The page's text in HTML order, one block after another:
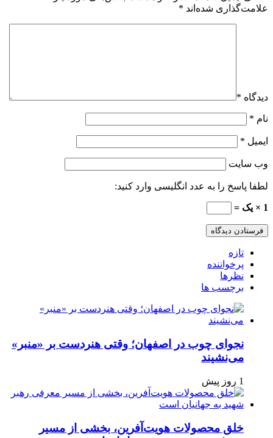
علامت‌گذاری شده‌اند *
دیدگاه *
نام *
ایمیل *
وب‌ سایت
لطفا پاسخ را به عدد انگلیسی وارد کنید:
1 × یک =
تازه
پرخواننده
نظرها
برچسب ها
نجوای چوب در اصفهان؛ وقتی هنردست بر «منبر»
می‌نشیند
1 روز پیش
خلق محصولات هویت‌آفرین، بخشی از مسیر